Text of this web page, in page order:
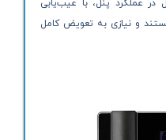
در عملکرد پنل، با عیب‌یابی
و نیازی به تعویض کامل